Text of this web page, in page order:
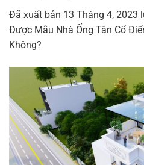
Đã xuất bản 13 Tháng 4, 2023
Được Mẫu Nhà Ống Tân Cổ
Không?